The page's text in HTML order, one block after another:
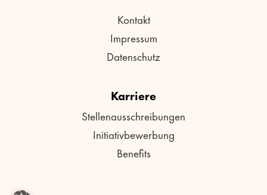
Kontakt
Impressum
Datenschutz
Karriere
Stellenausschreibungen
Initiativbewerbung
Benefits